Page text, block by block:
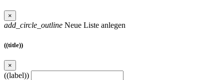
×
add_circle_outline Neue Liste anlegen
((title))
×
((label))